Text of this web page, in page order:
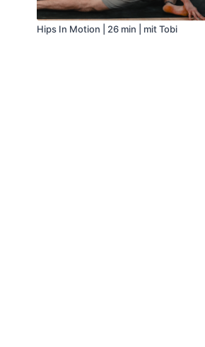
Hips In Motion | 26 min | mit Tobi